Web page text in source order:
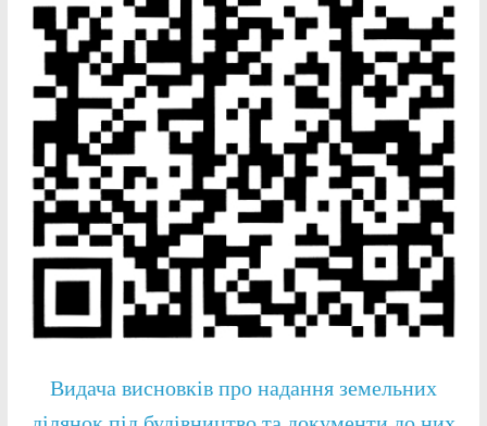
Видача висновків про надання земельних